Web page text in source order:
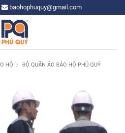
baohophuquy@gmail.com
HỘ / BỘ QUẦN ÁO BẢO HỘ PHÚ QUÝ